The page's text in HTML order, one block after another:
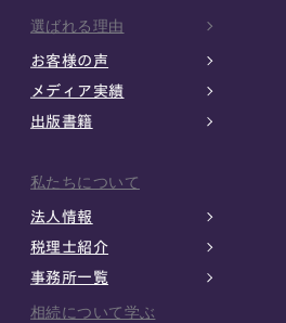
選ばれる理由
お客様の声
メディア実績
出版書籍
私たちについて
法人情報
税理士紹介
事務所一覧
相続について学ぶ